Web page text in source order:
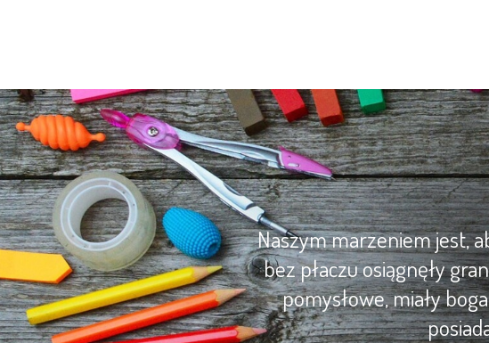
Naszym marzeniem jest,
bez płaczu osiągnęły
pomysłowe, miały